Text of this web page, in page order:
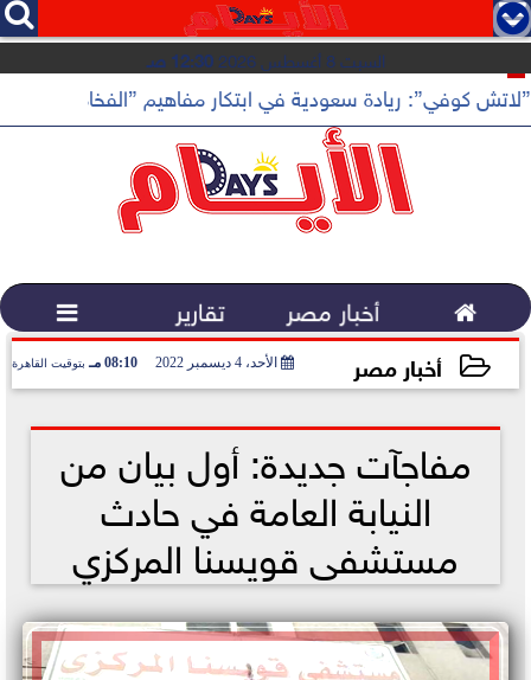
   
السبت 8 أغسطس 2026 12:30 صـ
”لاتش كوفي”: ريادة سعودية في ابتكار مفاهيم ”الفخامة
 أخبار مصر تقارير 
أخبار مصر الأحد، 4 ديسمبر 2022 08:10 مـ بتوقيت القاهرة
مفاجآت جديدة: أول بيان من
النيابة العامة في حادث
مستشفى قويسنا المركزي